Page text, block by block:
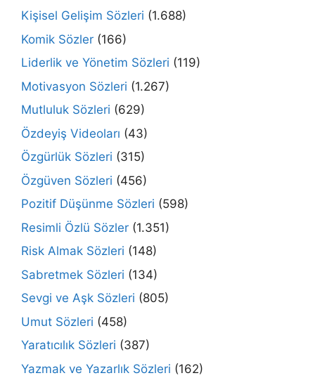
Kişisel Gelişim Sözleri (1.688)
Komik Sözler (166)
Liderlik ve Yönetim Sözleri (119)
Motivasyon Sözleri (1.267)
Mutluluk Sözleri (629)
Özdeyiş Videoları (43)
Özgürlük Sözleri (315)
Özgüven Sözleri (456)
Pozitif Düşünme Sözleri (598)
Resimli Özlü Sözler (1.351)
Risk Almak Sözleri (148)
Sabretmek Sözleri (134)
Sevgi ve Aşk Sözleri (805)
Umut Sözleri (458)
Yaratıcılık Sözleri (387)
Yazmak ve Yazarlık Sözleri (162)